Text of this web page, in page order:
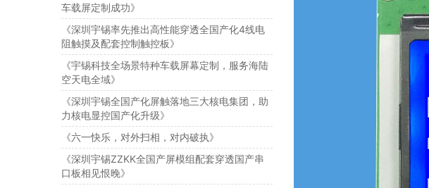
车载屏定制成功》
《深圳宇锡率先推出高性能穿透全国产化4线电
阻触摸及配套控制触控板》
《宇锡科技全场景特种车载屏幕定制，服务海陆
空天电全域》
《深圳宇锡全国产化屏触落地三大核电集团，助
力核电显控国产化升级》
《六一快乐，对外扫相，对内破执》
《深圳宇锡ZZKK全国产屏模组配套穿透国产串
口板相见恨晚》